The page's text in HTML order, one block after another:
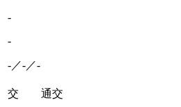
-
-
-／-／-
交 通交